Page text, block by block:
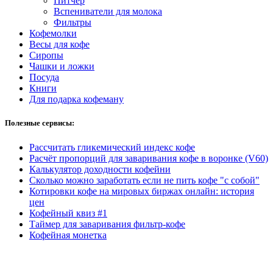
Вспениватели для молока
Фильтры
Кофемолки
Весы для кофе
Сиропы
Чашки и ложки
Посуда
Книги
Для подарка кофеману
Полезные сервисы:
Рассчитать гликемический индекс кофе
Расчёт пропорций для заваривания кофе в воронке (V60)
Калькулятор доходности кофейни
Сколько можно заработать если не пить кофе "с собой"
Котировки кофе на мировых биржах онлайн: история
цен
Кофейный квиз #1
Таймер для заваривания фильтр-кофе
Кофейная монетка